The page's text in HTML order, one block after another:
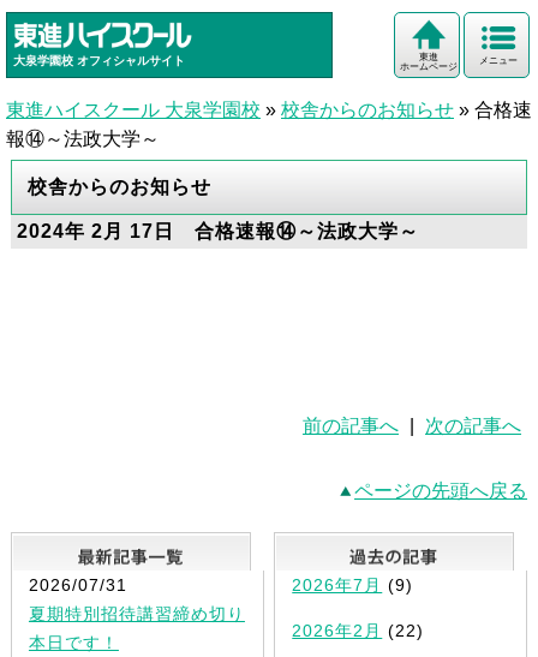
大泉学園校 オフィシャルサイト メニュー
東進
ホームページ
東進ハイスクール 大泉学園校 » 校舎からのお知らせ » 合格速
報⑭～法政大学～
校舎からのお知らせ
2024年 2月 17日 合格速報⑭～法政大学～
前の記事へ 次の記事へ
ページの先頭へ戻る
最新記事一覧
2026/07/31
夏期特別招待講習締め切り
本日です！
2026年7月 (9)
2026年2月 (22)